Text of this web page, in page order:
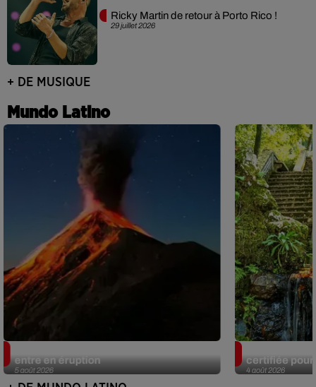
29 juillet 2026
Ricky Martin de retour à Porto Rico !
+ DE MUSIQUE
Mundo Latino
5 août 2026
entre en éruption
4 août 2026
certifiée pour